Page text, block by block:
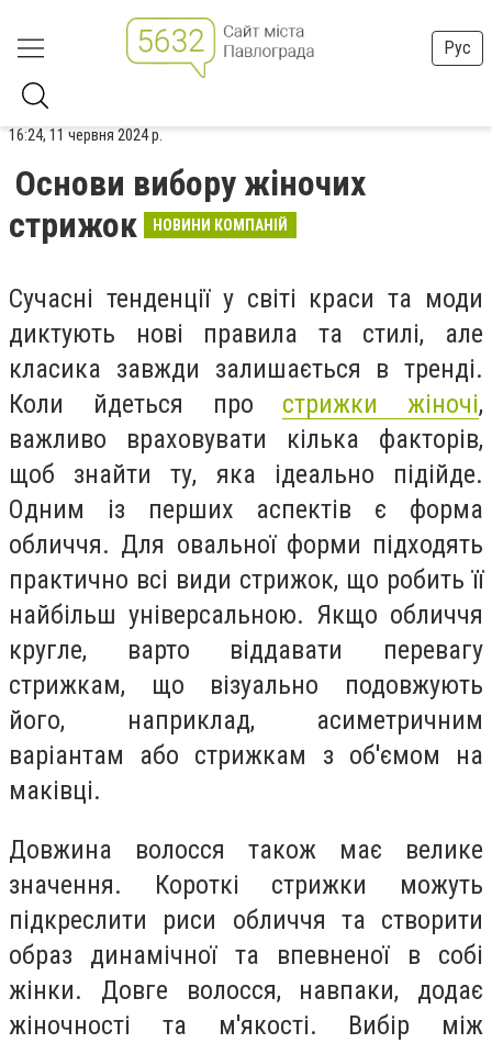
Рус
16:24, 11 червня 2024 р.
Основи вибору жіночих
стрижок
НОВИНИ КОМПАНІЙ
Сучасні тенденції у світі краси та моди
диктують нові правила та стилі, але
класика завжди залишається в тренді.
Коли йдеться про стрижки жіночі,
важливо враховувати кілька факторів,
щоб знайти ту, яка ідеально підійде.
Одним із перших аспектів є форма
обличчя. Для овальної форми підходять
практично всі види стрижок, що робить її
найбільш універсальною. Якщо обличчя
кругле, варто віддавати перевагу
стрижкам, що візуально подовжують
його, наприклад, асиметричним
варіантам або стрижкам з об'ємом на
маківці.
Довжина волосся також має велике
значення. Короткі стрижки можуть
підкреслити риси обличчя та створити
образ динамічної та впевненої в собі
жінки. Довге волосся, навпаки, додає
жіночності та м'якості. Вибір між